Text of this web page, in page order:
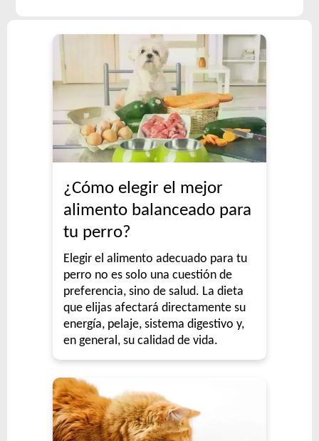
¿Cómo elegir el mejor
alimento balanceado para
tu perro?
Elegir el alimento adecuado para tu
perro no es solo una cuestión de
preferencia, sino de salud. La dieta
que elijas afectará directamente su
energía, pelaje, sistema digestivo y,
en general, su calidad de vida.